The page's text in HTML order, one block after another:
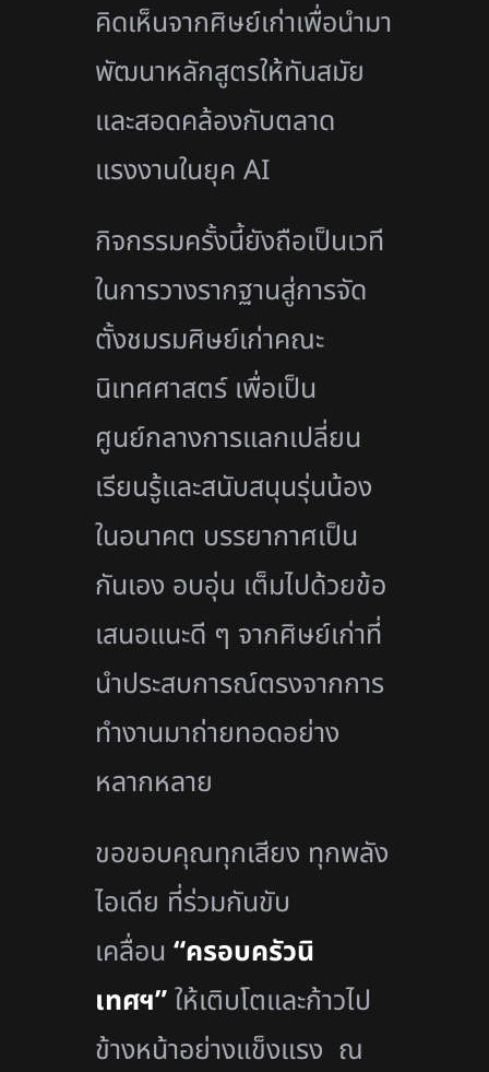
คิดเห็นจากศิษย์เก่าเพื่อนำมา
พัฒนาหลักสูตรให้ทันสมัย
และสอดคล้องกับตลาด
แรงงานในยุค AI
กิจกรรมครั้งนี้ยังถือเป็นเวที
ในการวางรากฐานสู่การจัด
ตั้งชมรมศิษย์เก่าคณะ
นิเทศศาสตร์ เพื่อเป็น
ศูนย์กลางการแลกเปลี่ยน
เรียนรู้และสนับสนุนรุ่นน้อง
ในอนาคต บรรยากาศเป็น
กันเอง อบอุ่น เต็มไปด้วยข้อ
เสนอแนะดี ๆ จากศิษย์เก่าที่
นำประสบการณ์ตรงจากการ
ทำงานมาถ่ายทอดอย่าง
หลากหลาย
ขอขอบคุณทุกเสียง ทุกพลัง
ไอเดีย ที่ร่วมกันขับ
เคลื่อน“ครอบครัวนิ
เทศฯ”ให้เติบโตและก้าวไป
ข้างหน้าอย่างแข็งแรง ณ